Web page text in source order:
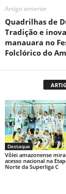
Artigo anterior
Quadrilhas de
Tradição e
manauara no
Folclórico do
Destaque
Vôlei amazonense mira
acesso nacional na
Norte da Superliga C